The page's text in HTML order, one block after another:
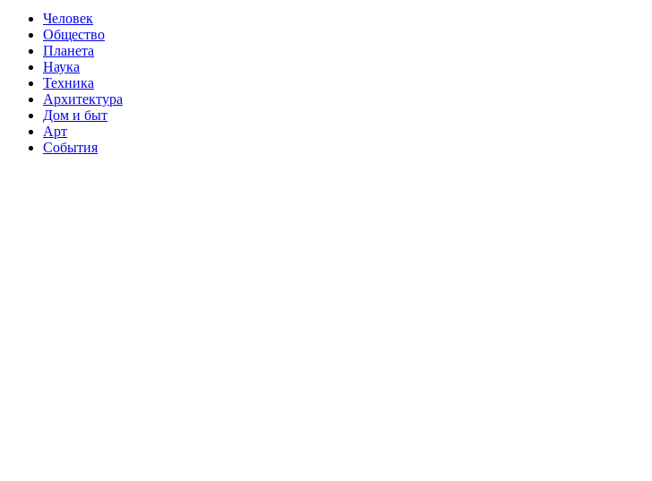
Человек
Общество
Планета
Наука
Техника
Архитектура
Дом и быт
Арт
События